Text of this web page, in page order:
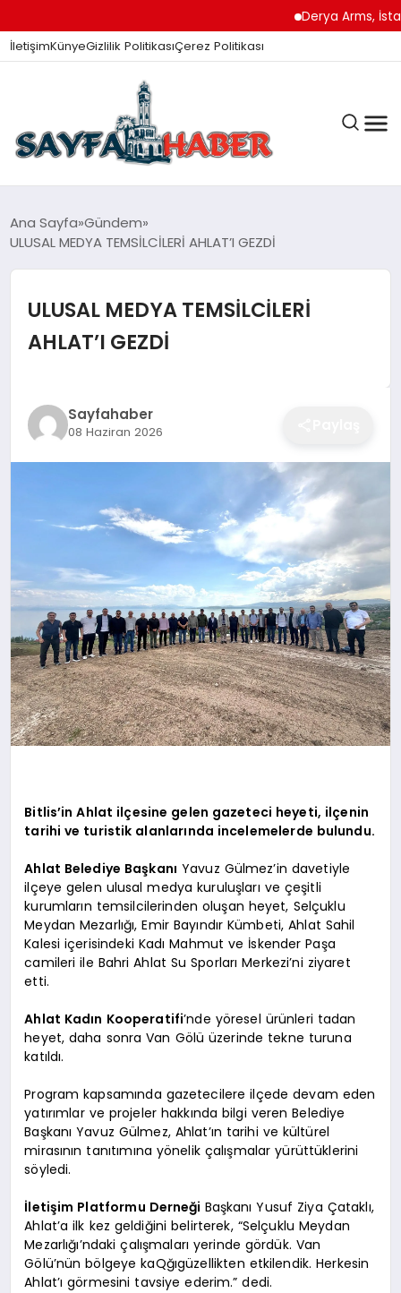
Derya Arms,
İletişimKünyeGizlilik PolitikasıÇerez Politikası
ANA SAYFA
İZMIR HABERLERI
EĞITIM
SPOR
YAŞAM
DIĞER
Ana Sayfa Gündem
ULUSAL MEDYA TEMSİLCİLERİ AHLAT’I GEZDİ
ULUSAL MEDYA TEMSİLCİLERİ
AHLAT’I GEZDİ
Sayfahaber
08 Haziran 2026
Bitlis’in Ahlat ilçesine gelen gazeteci heyeti, ilçenin
tarihi ve turistik alanlarında incelemelerde bulundu.
Ahlat Belediye Başkanı Yavuz Gülmez’in davetiyle
ilçeye gelen ulusal medya kuruluşları ve çeşitli
kurumların temsilcilerinden oluşan heyet, Selçuklu
Meydan Mezarlığı, Emir Bayındır Kümbeti, Ahlat Sahil
Kalesi içerisindeki Kadı Mahmut ve İskender Paşa
camileri ile Bahri Ahlat Su Sporları Merkezi’ni ziyaret
etti.
Ahlat Kadın Kooperatifi’nde yöresel ürünleri tadan
heyet, daha sonra Van Gölü üzerinde tekne turuna
katıldı.
Program kapsamında gazetecilere ilçede devam eden
yatırımlar ve projeler hakkında bilgi veren Belediye
Başkanı Yavuz Gülmez, Ahlat’ın tarihi ve kültürel
mirasının tanıtımına yönelik çalışmalar yürüttüklerini
söyledi.
İletişim Platformu Derneği Başkanı Yusuf Ziya Çataklı,
Ahlat’a ilk kez geldiğini belirterek, “Selçuklu Meydan
Mezarlığı’ndaki çalışmaları yerinde gördük. Van
Gölü’nün bölgeye kaQğıgüzellikten etkilendik. Herkesin
Ahlat’ı görmesini tavsiye ederim.” dedi.